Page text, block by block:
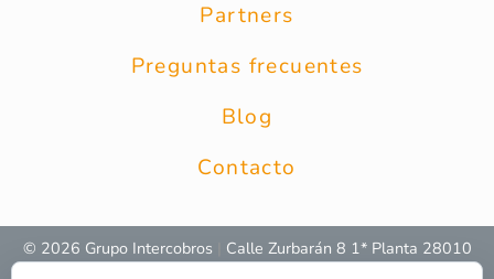
Partners
Preguntas frecuentes
Blog
Contacto
© 2026 Grupo Intercobros
Calle Zurbarán 8 1* Planta 28010